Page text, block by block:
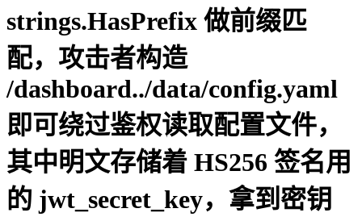
strings.HasPrefix 做前缀匹
配，攻击者构造
/dashboard../data/config.yaml
即可绕过鉴权读取配置文件，
其中明文存储着 HS256 签名用
的 jwt_secret_key，拿到密钥